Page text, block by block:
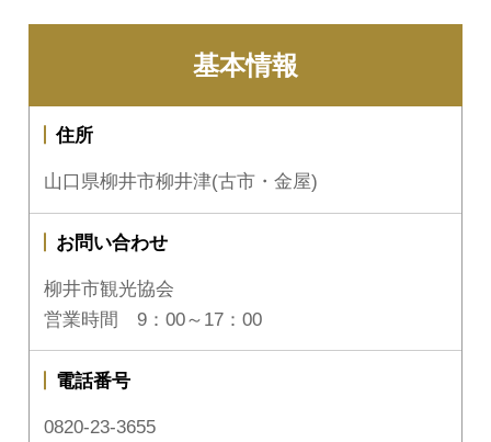
基本情報
住所
山口県柳井市柳井津(古市・金屋)
お問い合わせ
柳井市観光協会
営業時間 9：00～17：00
電話番号
0820-23-3655